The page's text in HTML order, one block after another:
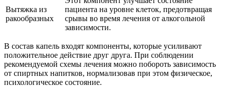
Вытяжка из
ракообразных
пациента на уровне клеток, предотвращая
срывы во время лечения от алкогольной
зависимости.
В состав капель входят компоненты, которые усиливают
положительное действие друг друга. При соблюдении
рекомендуемой схемы лечения можно побороть зависимость
от спиртных напитков, нормализовав при этом физическое,
психологическое состояние.